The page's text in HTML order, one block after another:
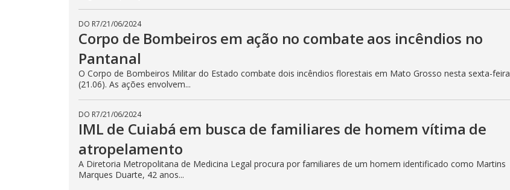
DO R7/21/06/2024
Corpo de Bombeiros em ação no combate aos incêndios no
Pantanal
O Corpo de Bombeiros Militar do Estado combate dois incêndios florestais em Mato Grosso nesta sexta-feira
(21.06). As ações envolvem...
DO R7/21/06/2024
IML de Cuiabá em busca de familiares de homem vítima de
atropelamento
A Diretoria Metropolitana de Medicina Legal procura por familiares de um homem identificado como Martins
Marques Duarte, 42 anos...